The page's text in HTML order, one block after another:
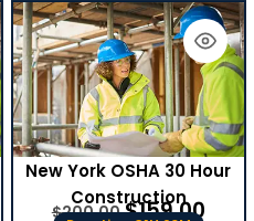
New York OSHA 30 Hour
Construction
$200.00 $159.00